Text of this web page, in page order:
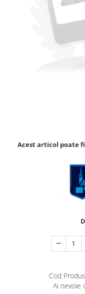
Aparate de respirat
Accesorii pentru
termoviziune
Accesorii de trecere a
Diverse dispozitive de
Pulberi de stingere
Sisteme de avertizare
Accesorii stingatoare,
Acest articol poate fi
Cod
Ai nevoie